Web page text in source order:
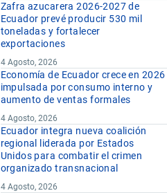
Zafra azucarera 2026-2027 de
Ecuador prevé producir 530 mil
toneladas y fortalecer
exportaciones
4 Agosto, 2026
Economía de Ecuador crece en 2026
impulsada por consumo interno y
aumento de ventas formales
4 Agosto, 2026
Ecuador integra nueva coalición
regional liderada por Estados
Unidos para combatir el crimen
organizado transnacional
4 Agosto, 2026